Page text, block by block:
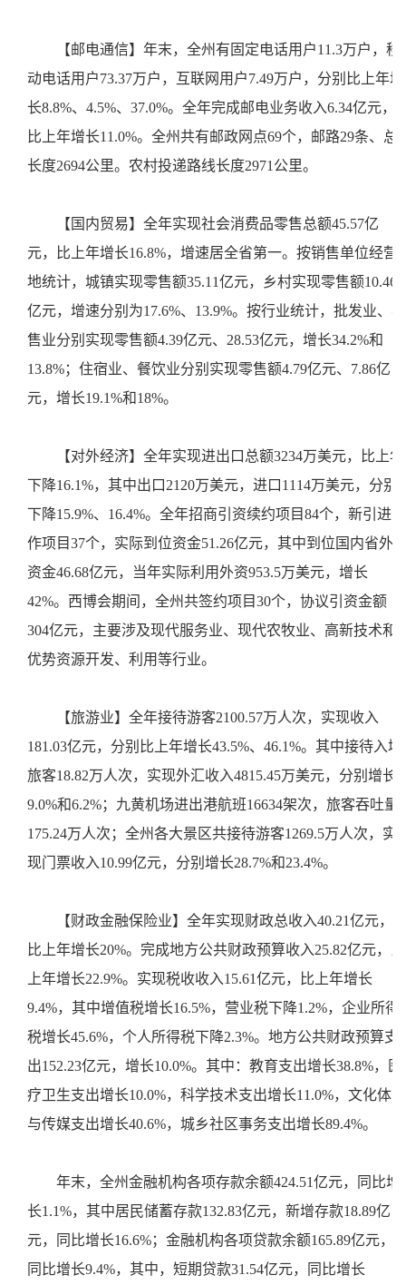
【邮电通信】年末，全州有固定电话用户11.3万户，移
动电话用户73.37万户，互联网用户7.49万户，分别比上年增
长8.8%、4.5%、37.0%。全年完成邮电业务收入6.34亿元，
比上年增长11.0%。全州共有邮政网点69个，邮路29条、总
长度2694公里。农村投递路线长度2971公里。
【国内贸易】全年实现社会消费品零售总额45.57亿
元，比上年增长16.8%，增速居全省第一。按销售单位经营
地统计，城镇实现零售额35.11亿元，乡村实现零售额10.46
亿元，增速分别为17.6%、13.9%。按行业统计，批发业、零
售业分别实现零售额4.39亿元、28.53亿元，增长34.2%和
13.8%；住宿业、餐饮业分别实现零售额4.79亿元、7.86亿
元，增长19.1%和18%。
【对外经济】全年实现进出口总额3234万美元，比上年
下降16.1%，其中出口2120万美元，进口1114万美元，分别
下降15.9%、16.4%。全年招商引资续约项目84个，新引进合
作项目37个，实际到位资金51.26亿元，其中到位国内省外
资金46.68亿元，当年实际利用外资953.5万美元，增长
42%。西博会期间，全州共签约项目30个，协议引资金额
304亿元，主要涉及现代服务业、现代农牧业、高新技术和
优势资源开发、利用等行业。
【旅游业】全年接待游客2100.57万人次，实现收入
181.03亿元，分别比上年增长43.5%、46.1%。其中接待入境
旅客18.82万人次，实现外汇收入4815.45万美元，分别增长
9.0%和6.2%；九黄机场进出港航班16634架次，旅客吞吐量
175.24万人次；全州各大景区共接待游客1269.5万人次，实
现门票收入10.99亿元，分别增长28.7%和23.4%。
【财政金融保险业】全年实现财政总收入40.21亿元，
比上年增长20%。完成地方公共财政预算收入25.82亿元，比
上年增长22.9%。实现税收收入15.61亿元，比上年增长
9.4%，其中增值税增长16.5%，营业税下降1.2%，企业所得
税增长45.6%，个人所得税下降2.3%。地方公共财政预算支
出152.23亿元，增长10.0%。其中：教育支出增长38.8%，医
疗卫生支出增长10.0%，科学技术支出增长11.0%，文化体育
与传媒支出增长40.6%，城乡社区事务支出增长89.4%。
年末，全州金融机构各项存款余额424.51亿元，同比增
长1.1%，其中居民储蓄存款132.83亿元，新增存款18.89亿
元，同比增长16.6%；金融机构各项贷款余额165.89亿元，
同比增长9.4%，其中，短期贷款31.54亿元，同比增长